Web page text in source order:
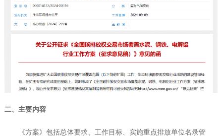
二、主要内容
《方案》包括总体要求、工作目标、实施重点排放单位名录管